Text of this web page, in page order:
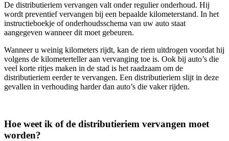
De distributieriem vervangen valt onder regulier onderhoud. Hij
wordt preventief vervangen bij een bepaalde kilometerstand. In het
instructieboekje of onderhoudsschema van uw auto staat
aangegeven wanneer dit moet gebeuren.
Wanneer u weinig kilometers rijdt, kan de riem uitdrogen voordat hij
volgens de kilometerteller aan vervanging toe is. Ook bij auto’s die
veel korte ritjes maken in de stad is het raadzaam om de
distributieriem eerder te vervangen. Een distributieriem slijt in deze
gevallen in verhouding harder dan auto’s die vaker rijden.
Hoe weet ik of de distributieriem vervangen moet
worden?